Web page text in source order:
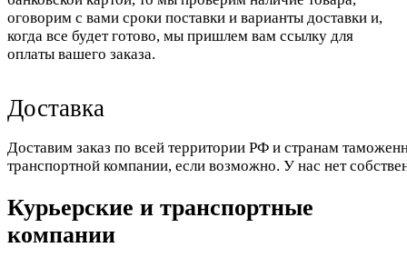
оговорим с вами сроки поставки и варианты доставки и,
когда все будет готово, мы пришлем вам ссылку для
оплаты вашего заказа.
Доставка
Доставим заказ по всей территории РФ и странам
транспортной компании, если возможно. У нас нет
Курьерские и транспортные
компании